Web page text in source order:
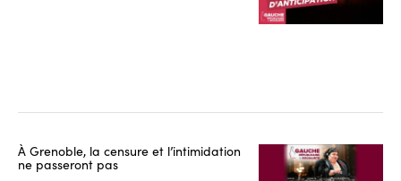
À Grenoble, la censure et l’intimidation
ne passeront pas